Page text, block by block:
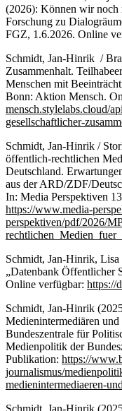
(2026): Können wir noch
Forschung zu
FGZ, 1.6.2026. Online
Schmidt, Jan-Hinrik /
Zusammenhalt.
Menschen mit
Bonn: Aktion Mensch.
mensch.stylelabs.cloud/
gesellschaftlicher-
Schmidt, Jan-Hinrik /
öffentlich-rechtlichen
Deutschland.
aus der ARD/ZDF/
In: Media Perspektiven
https://www.media-
perspektiven/pdf/2026/
Schmidt, Jan-Hinrik,
„Datenbank Öffentlicher
Online verfügbar: https://
Schmidt, Jan-Hinrik
Medienintermediären
Bundeszentrale für
Medienpolitik der
Publikation: https://
journalismus/
medienintermediaeren-